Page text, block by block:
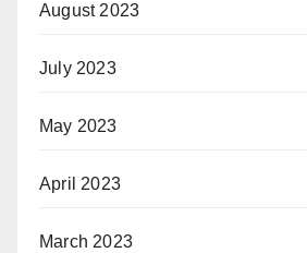
August 2023
July 2023
May 2023
April 2023
March 2023